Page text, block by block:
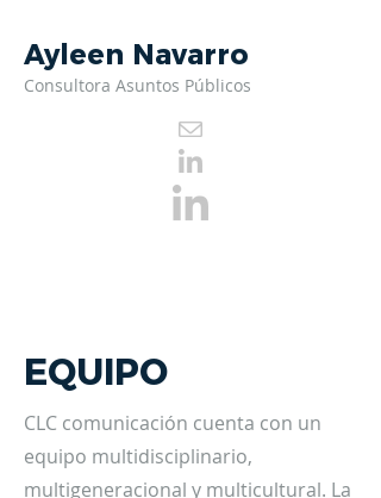
Ayleen Navarro
Consultora Asuntos Públicos
EQUIPO
CLC comunicación cuenta con un
equipo multidisciplinario,
multigeneracional y multicultural. La